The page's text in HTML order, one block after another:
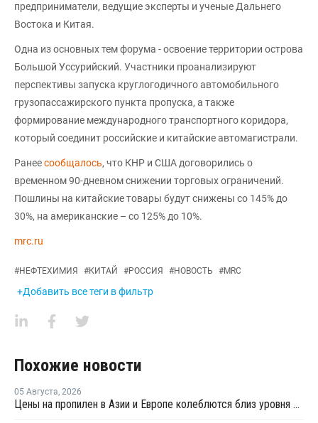
предприниматели, ведущие эксперты и ученые Дальнего
Востока и Китая.
Одна из основных тем форума - освоение территории острова
Большой Уссурийский. Участники проанализируют
перспективы запуска круглогодичного автомобильного
грузопассажирского пункта пропуска, а также
формирование международного транспортного коридора,
который соединит российские и китайские автомагистрали.
Ранеесообщалось, что КНР и США договорились о
временном 90-дневном снижении торговых ограничений.
Пошлины на китайские товары будут снижены со 145% до
30%, на американские – со 125% до 10%.
mrc.ru
#НЕФТЕХИМИЯ #КИТАЙ #РОССИЯ #НОВОСТЬ #MRC
+Добавить все теги в фильтр
Похожие новости
05 Августа, 2026
Цены на пропилен в Азии и Европе колеблются близ уровня в USD1000